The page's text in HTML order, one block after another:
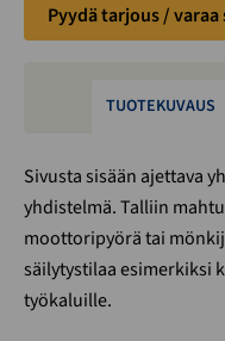
Pyydä tarjous /
TUOTEKUVAUS
Sivusta sisään ajettava
yhdistelmä. Talliin
moottoripyörä tai
säilytystilaa esimerkiksi
työkaluille.